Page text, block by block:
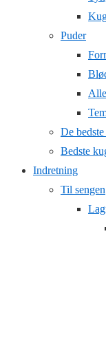
Puder
De
Bedste
Indretning
Til sengen